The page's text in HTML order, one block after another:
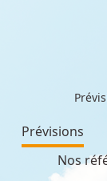
Prévisions
Nos